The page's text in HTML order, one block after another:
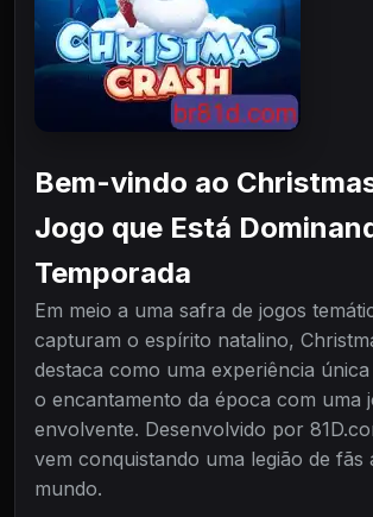
Bem-vindo ao
Jogo que Está
Temporada
Em meio a uma safra de jogos
capturam o espírito natalino,
destaca como uma experiência
o encantamento da época com uma
envolvente. Desenvolvido por
vem conquistando uma legião de fãs
mundo.